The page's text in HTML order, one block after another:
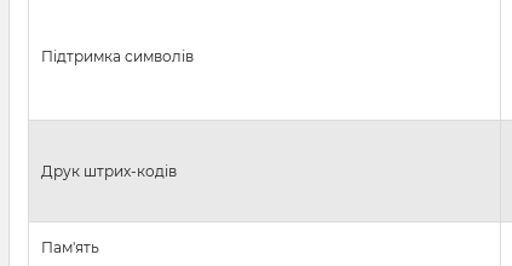
Підтримка символів
Друк штрих-кодів
Пам'ять